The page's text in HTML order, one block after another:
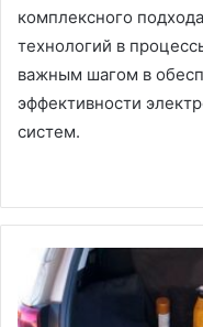
комплексного
технологий в
важным шагом в
эффективности
систем.